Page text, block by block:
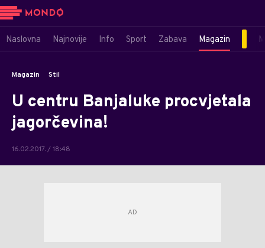
Naslovna Najnovije Info Sport Zabava Magazin
Magazin Stil
U centru Banjaluke procvjetala
jagorčevina!
16.02.2017. / 18:48